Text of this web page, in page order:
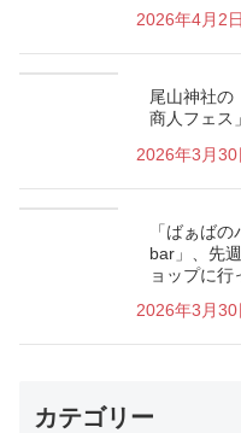
2026年4月2日
尾山神社の
商人フェス
2026年3月30
「ばぁば
bar」、先
ョップに行
2026年3月30
カテゴリー